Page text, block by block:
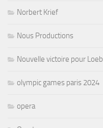
Norbert Krief
Nous Productions
Nouvelle victoire pour Loeb
olympic games paris 2024
opera